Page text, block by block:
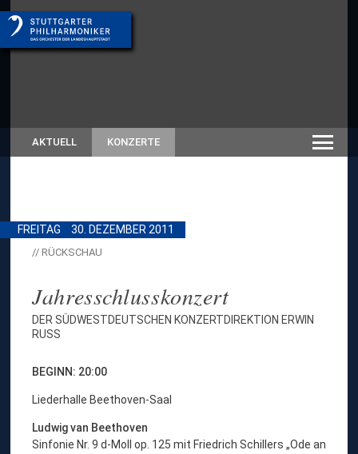
AKTUELL KONZERTE
FREITAG 30. DEZEMBER 2011
// RÜCKSCHAU
Jahresschlusskonzert
DER SÜDWESTDEUTSCHEN KONZERTDIREKTION ERWIN
RUSS
BEGINN: 20:00
Liederhalle Beethoven-Saal
Ludwig van Beethoven
Sinfonie Nr. 9 d-Moll op. 125 mit Friedrich Schillers „Ode an